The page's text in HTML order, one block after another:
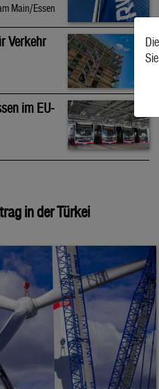
Main/Essen
Verkehr
im EU-
in der Türkei